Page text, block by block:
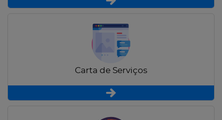
Carta de Serviços